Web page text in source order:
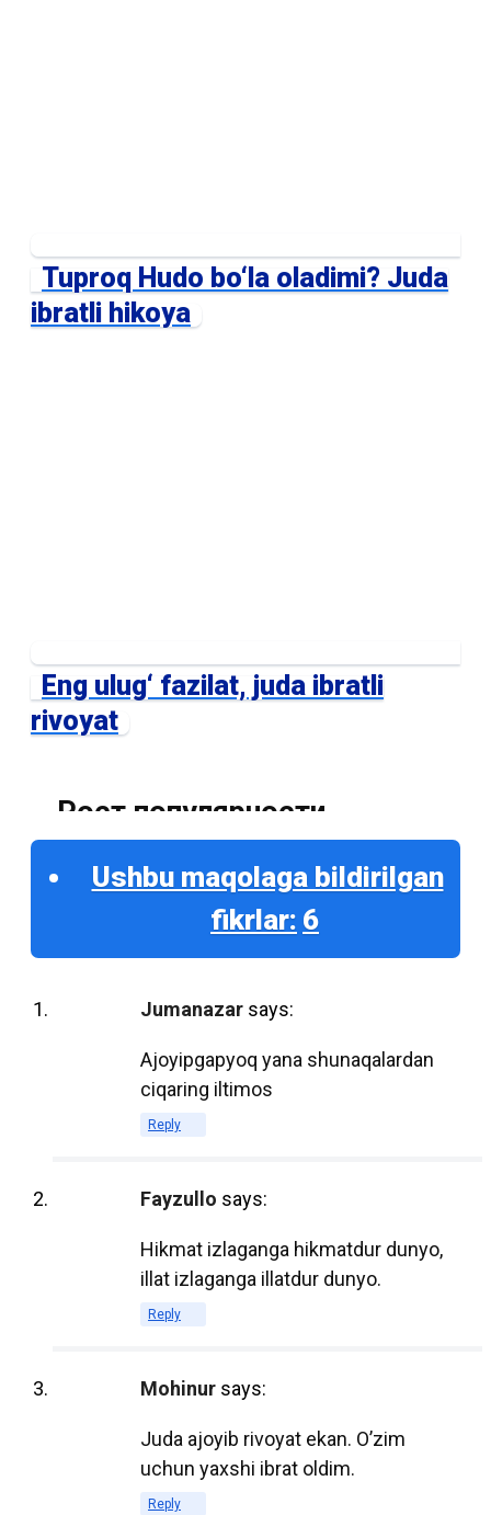
Tuproq Hudo bo‘la oladimi? Juda
ibratli hikoya
Eng ulug‘ fazilat, juda ibratli
rivoyat
Рост популярности
электронных учебников:
Причины и перспективы
увеличением доступности электронных
становятся все более популярными в
образовательной среде. Многие школы,
колледжи и университеты переходят на
что открывает новые возможности для
студентов и преподавателей. В этом
посте мы рассмотрим, почему объем
использования электронных учебников
продолжает расти и какие
1. Доступность и удобство
Электронные учебники доступны для
студентов в любое время и в любом
Ushbu maqolaga bildirilgan
fikrlar: 6
Jumanazar says:
Ajoyipgapyoq yana shunaqalardan
ciqaring iltimos
Reply
Fayzullo says:
Hikmat izlaganga hikmatdur dunyo,
illat izlaganga illatdur dunyo.
Reply
Mohinur says:
Juda ajoyib rivoyat ekan. O’zim
uchun yaxshi ibrat oldim.
Reply